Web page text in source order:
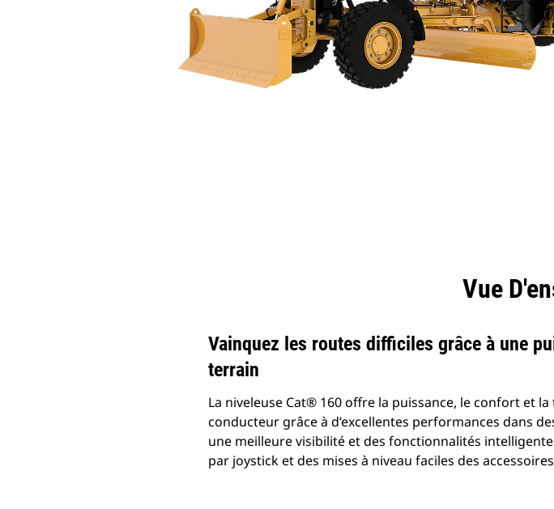
Vue
Vainquez les routes difficiles grâce à une
terrain
La niveleuse Cat® 160 offre la puissance, le confort et
conducteur grâce à d’excellentes performances dans
une meilleure visibilité et des fonctionnalités
par joystick et des mises à niveau faciles des